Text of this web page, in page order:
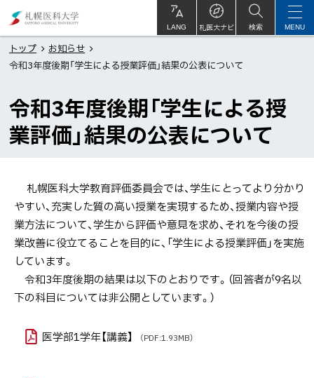
文
へ
メ
ュ
ー
へ
医
科
学
LANG 札医大ナビ
サ
イ
検索 MENU
トップ
お知らせ
令和3年度後期「学生による授業評価」結果の公表について
令和3年度後期「学生による授
業評価」結果の公表について
札幌医科大学教育評価委員会では、学生にとってより分かり
やすい、充実した質の高い授業を実現するため、授業内容や授
業方法について、学生から評価や意見を求め、それを今後の授
業改善に役立てることを目的に、「学生による授業評価」を実施
しています。
令和3年度後期の結果は以下のとおりです。（回答者が9名以
下の科目については非公開としています。）
医学部1学年【講義】 （PDF:1.93MB）